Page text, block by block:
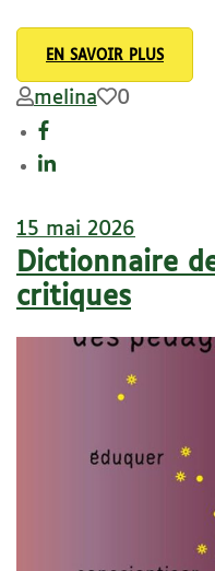
EN SAVOIR PLUS
melina 0
15 mai 2026
Dictionnaire
critiques